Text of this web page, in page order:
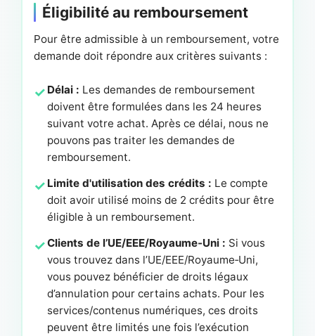
Éligibilité au remboursement
Pour être admissible à un remboursement, votre
demande doit répondre aux critères suivants :
Délai : Les demandes de remboursement
doivent être formulées dans les 24 heures
suivant votre achat. Après ce délai, nous ne
pouvons pas traiter les demandes de
remboursement.
Limite d'utilisation des crédits : Le compte
doit avoir utilisé moins de 2 crédits pour être
éligible à un remboursement.
Clients de l’UE/EEE/Royaume‑Uni : Si vous
vous trouvez dans l’UE/EEE/Royaume‑Uni,
vous pouvez bénéficier de droits légaux
d’annulation pour certains achats. Pour les
services/contenus numériques, ces droits
peuvent être limités une fois l’exécution